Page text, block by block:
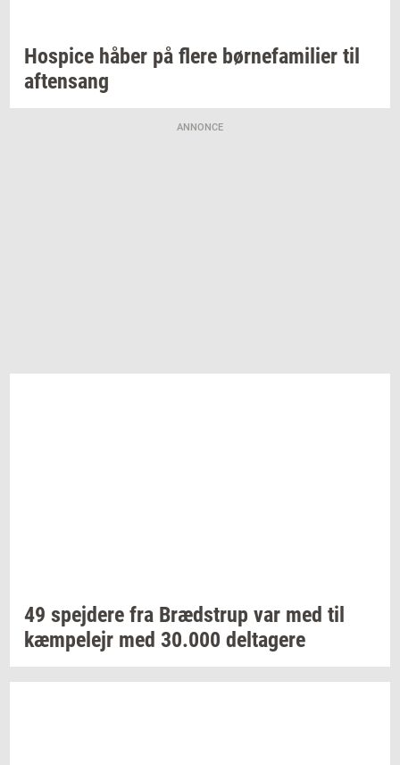
Ho­spi­ce håber på flere bør­ne­fa­mi­li­er til
af­tensang
ANNONCE
49 spej­de­re fra Bræd­strup var med til
kæm­pe­lejr med 30.000 del­ta­ge­re